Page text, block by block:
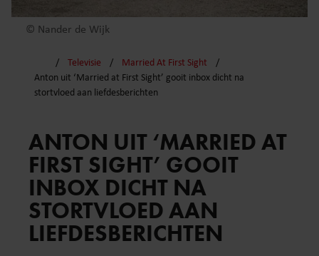
© Nander de Wijk
Televisie
Married At First Sight
Anton uit ‘Married at First Sight’ gooit inbox dicht na
stortvloed aan liefdesberichten
ANTON UIT ‘MARRIED AT
FIRST SIGHT’ GOOIT
INBOX DICHT NA
STORTVLOED AAN
LIEFDESBERICHTEN